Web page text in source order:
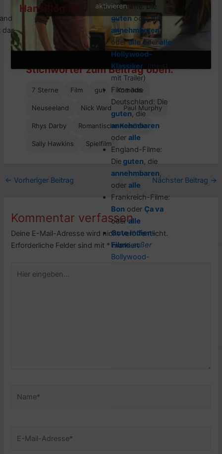
das
HansBlog.de:
US-Filme: Die
gutenoder die
annehmbaren
oderalleoderalle
Hollywood-
Klassiker
mit Trailer)
Filme aus
Deutschland: Die
guten, die
annehmbaren
oder alle
England-Filme:
Dieguten, die
annehmbaren,
oder alle
Frankreich-Filme:
Bon oder Ça va
oderalle
Gute Indien-
Filme außer
Bollywood-
aktivieren
Stichwörter zum Beitrag oben:
7 Sterne Film gut Komödie
Neuseeland Nick Ward Paul Murphy
Rhys Darby Romantische Komödie
Sally Hawkins Spielfilm
← Vorheriger Beitrag Nächster Beitrag →
Kommentar verfassen
Deine E-Mail-Adresse wird nicht veröffentlicht.
Erforderliche Felder sind mit * markiert
eingeben…
Mail-